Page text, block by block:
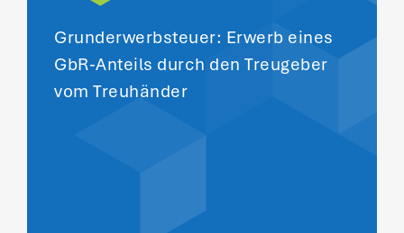
Grunderwerbsteuer: Erwerb eines
GbR-Anteils durch den Treugeber
vom Treuhänder